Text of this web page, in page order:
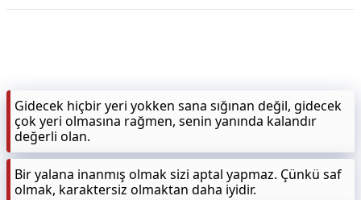
Gidecek hiçbir yeri yokken sana sığınan değil, gidecek
çok yeri olmasına rağmen, senin yanında kalandır
değerli olan.
Bir yalana inanmış olmak sizi aptal yapmaz. Çünkü saf
olmak, karaktersiz olmaktan daha iyidir.